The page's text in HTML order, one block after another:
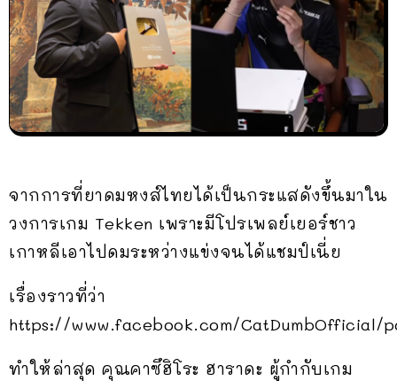
จากการที่ยาดมหงส์ไทยได้เป็นกระแสดังขึ้นมาใน
วงการเกม Tekken เพราะมีโปรเพลย์เยอร์ชาว
เกาหลีเอาไปดมระหว่างแข่งจนได้แชมป์เนี่ย
เรื่องราวที่ว่า
https://www.facebook.com/CatDumbOfficial/
ทำให้ล่าสุด คุณคาซึฮิโระ ฮาราดะ ผู้กำกับเกม